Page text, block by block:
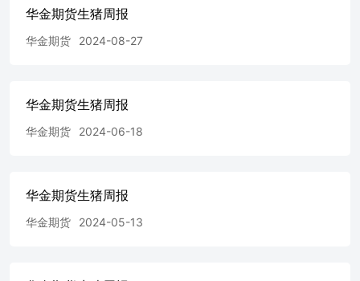
腌腊消费暂难明显进行，月底猪价及白条波动减小，下周开
工预计大致稳定，局部或略升。 Ø重点屠宰企业鲜销率
89.6%，较上周微降。鲜品消费暂无新增利好支撑，白条走
24.63%，微涨。短期冻品市场需求暂无明显改善，预计下
周国内冻品库容率或窄幅变化。 根据钢联监测重点批发市
场白条到货情况来看，上海西郊国际日均到货量约在5700
显，且南方天气再次回温，腌腊需求量并无明显新增，预计
38.22元/头，较上周亏损损增加5.07元/头；生猪价格先涨后
猪涨幅，毛白价差缩小，使之屠宰亏损加大。 数据来源&
华金期货生猪周报
华金期货 2024-08-27
华金期货生猪周报
华金期货 2024-06-18
华金期货生猪周报
华金期货 2024-05-13